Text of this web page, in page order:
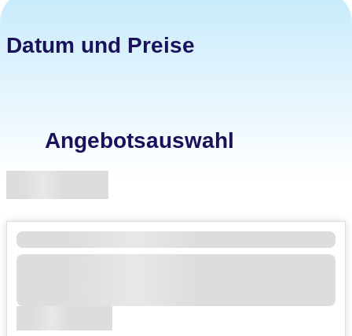
Datum und Preise
Angebotsauswahl